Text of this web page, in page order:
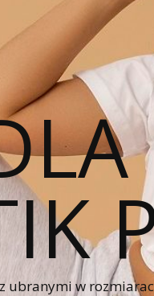
ubranymi w